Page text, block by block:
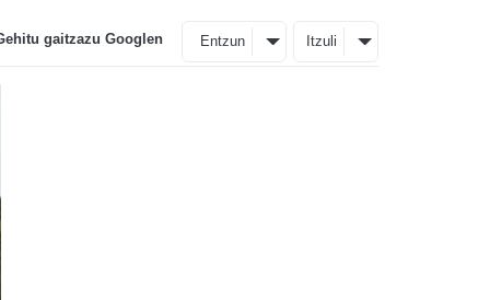
gaitzazu Googlen Entzun Itzuli